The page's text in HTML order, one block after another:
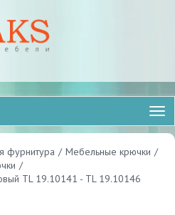
фурнитура / Мебельные крючки /
/
TL 19.10141 - TL 19.10146